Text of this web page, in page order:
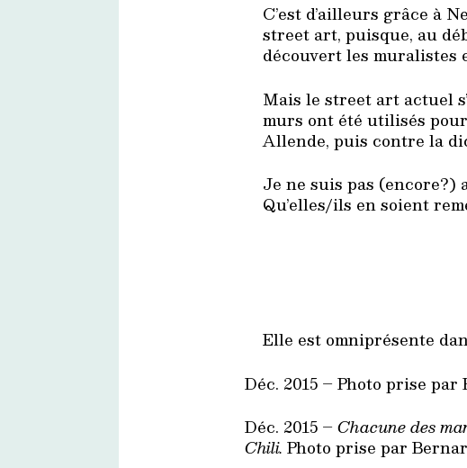
C’est d’ailleurs grâce à
street art, puisque, au
découvert les muralistes
Mais le street art actuel
murs ont été utilisés
Allende, puis contre la
Je ne suis pas (encore?)
Qu’elles/ils en soient
Elle est omniprésente
Déc. 2015 – Photo prise
Déc. 2015 –Chacune des
Chili. Photo prise par